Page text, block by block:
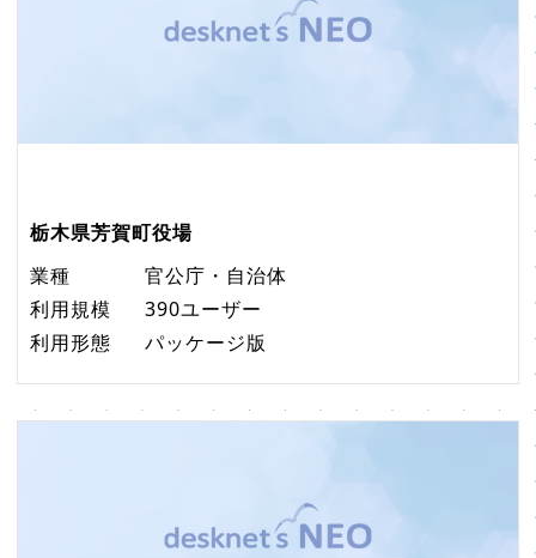
栃木県芳賀町役場
業種
官公庁・自治体
利用規模
390ユーザー
利用形態
パッケージ版